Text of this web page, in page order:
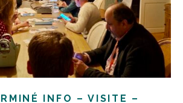
INFO – VISITE –